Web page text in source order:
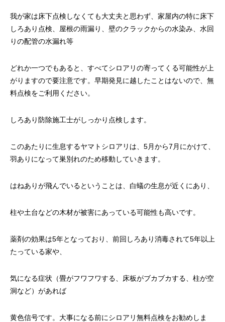
我が家は床下点検しなくても大丈夫と思わず、家屋内の特に床下
しろあり点検、屋根の雨漏り、壁のクラックからの水染み、水回
りの配管の水漏れ等
どれか一つでもあると、すべてシロアリの寄ってくる可能性が上
がりますので要注意です。早期発見に越したことはないので、無
料点検をご利用ください。
しろあり防除施工士がしっかり点検します。
このあたりに生息するヤマトシロアリは、5月から7月にかけて、
羽ありになって巣別れのため移動していきます。
はねありが飛んでいるということは、白蟻の生息が近くにあり、
柱や土台などの木材が被害にあっている可能性も高いです。
薬剤の効果は5年となっており、前回しろあり消毒されて5年以上
たっている家や、
気になる症状（畳がフワフワする、床板がブカブカする、柱が空
洞など）があれば
黄色信号です。大事になる前にシロアリ無料点検をお勧めしま